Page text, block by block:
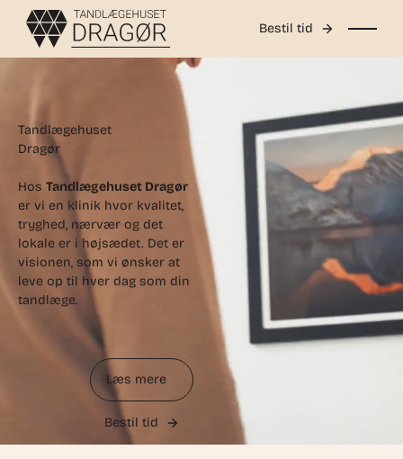
Bestil tid
Tandlægehuset
Dragør
HosTandlægehuset Dragør
er vi en klinik hvor kvalitet,
tryghed, nærvær og det
lokale er i højsædet. Det er
visionen, som vi ønsker at
leve op til hver dag som din
tandlæge.
Læs mere
Bestil tid